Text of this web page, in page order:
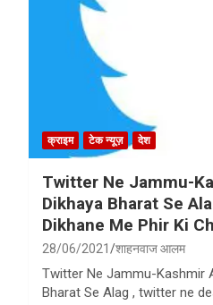
क्राइम टेक न्यूज़ देश
Twitter Ne Jammu-
Dikhaya Bharat Se
Dikhane Me Phir Ki
28/06/2021 शाहनवाज आलम
Twitter Ne Jammu-Kashmir
Bharat Se Alag , twitter ne